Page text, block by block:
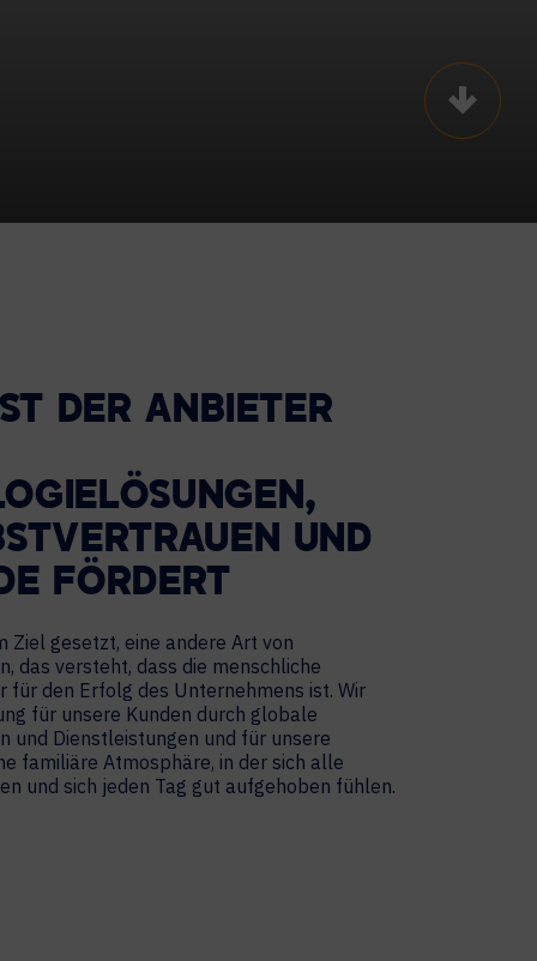
Scroll
DER ANBIETER
UND
FÖRDERT
Ziel gesetzt, eine andere Art von
das versteht, dass die menschliche
für den Erfolg des Unternehmens ist. Wir
für unsere Kunden durch globale
und Dienstleistungen und für unsere
familiäre Atmosphäre, in der sich alle
und sich jeden Tag gut aufgehoben fühlen.